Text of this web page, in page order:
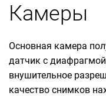
Камеры
Основная камера
датчик с
внушительное
качество снимков